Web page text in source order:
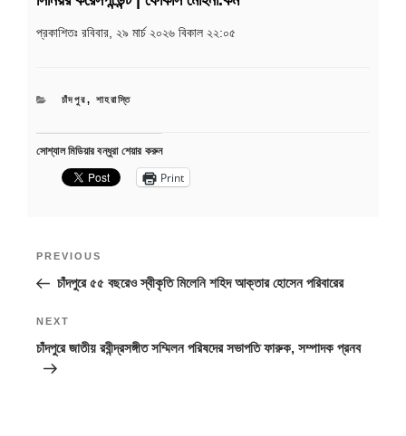
প্রকাশিতঃ রবিবার, ২৯ মার্চ ২০২৬ বিকাল ২২:০৫
CATEGORIES
চাঁদপুর, শাহরাস্তি
সোশ্যাল মিডিয়ার বন্ধুরা শেয়ার করুন
Print
Previous
Post
PREVIOUS
চাঁদপুরে ৫৫ বছরেও স্বীকৃতি মিলেনি শহিদ আক্তার হোসেন পরিবারের
Next
Post
NEXT
চাঁদপুরে জাতীয় রবীন্দ্রসঙ্গীত সম্মিলন পরিষদের সভাপতি ফারুক, সম্পাদক প্রনব